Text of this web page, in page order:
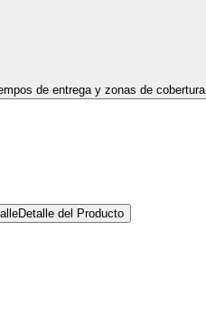
de entrega y zonas de cobertura
Detalle del Producto